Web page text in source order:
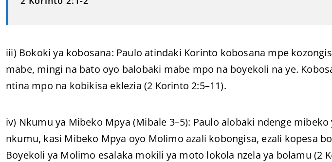
iii) Bokoki ya kobosana: Paulo atindaki Korinto kobosana mpe
mabe, mingi na bato oyo balobaki mabe mpo na boyekoli na ye.
ntina mpo na kobikisa eklezia (2 Korinto 2:5–11).
iv) Nkumu ya Mibeko Mpya (Mibale 3–5): Paulo alobaki ndenge mibeko
nkumu, kasi Mibeko Mpya oyo Molimo azali kobongisa, ezali kopesa
Boyekoli ya Molimo esalaka mokili ya moto lokola nzela ya bolamu (2